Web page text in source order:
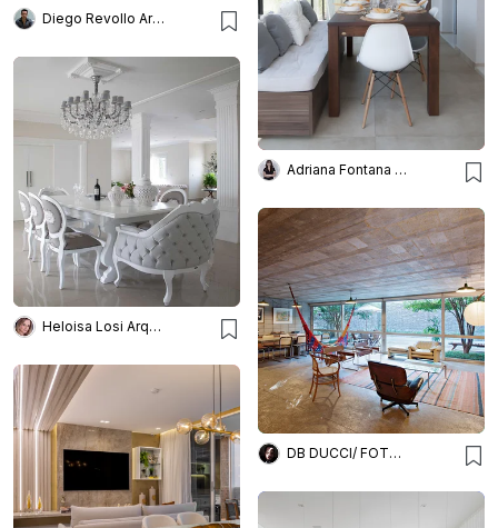
Diego Revollo Arquitetura
Adriana Fontana Design
Heloisa Losi Arquitetura e Decoração
DB DUCCI/ FOTOGRAFIA